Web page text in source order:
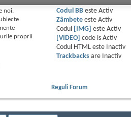
noi.
proprii
Codul BBeste Activ
Zâmbeteeste Activ
Codul
[IMG] este Activ
[VIDEO]
code is Activ
Codul HTML este
Inactiv
Trackbacksare
Inactiv
Reguli Forum